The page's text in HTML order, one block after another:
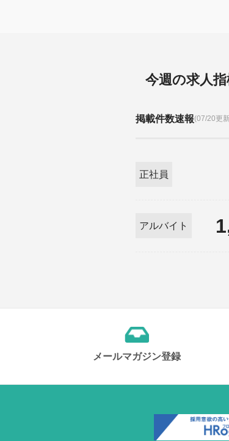
今週の求人
掲載件数速報(07/20更
正社員
アルバイト
メールマガジン登録